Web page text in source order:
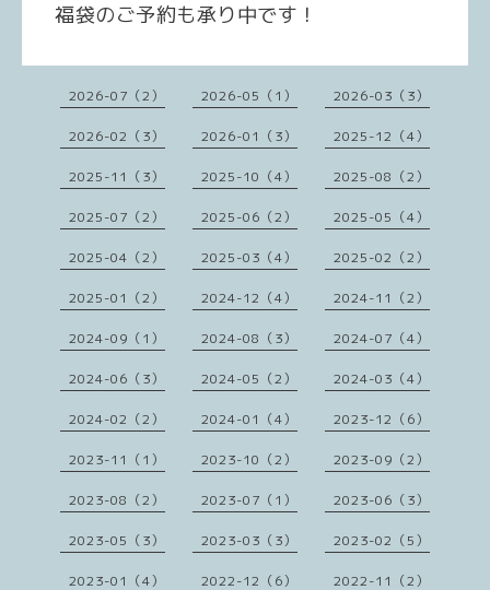
福袋のご予約も承り中です！
2026-07（2） 2026-05（1） 2026-03（3）
2026-02（3） 2026-01（3） 2025-12（4）
2025-11（3） 2025-10（4） 2025-08（2）
2025-07（2） 2025-06（2） 2025-05（4）
2025-04（2） 2025-03（4） 2025-02（2）
2025-01（2） 2024-12（4） 2024-11（2）
2024-09（1） 2024-08（3） 2024-07（4）
2024-06（3） 2024-05（2） 2024-03（4）
2024-02（2） 2024-01（4） 2023-12（6）
2023-11（1） 2023-10（2） 2023-09（2）
2023-08（2） 2023-07（1） 2023-06（3）
2023-05（3） 2023-03（3） 2023-02（5）
2023-01（4） 2022-12（6） 2022-11（2）